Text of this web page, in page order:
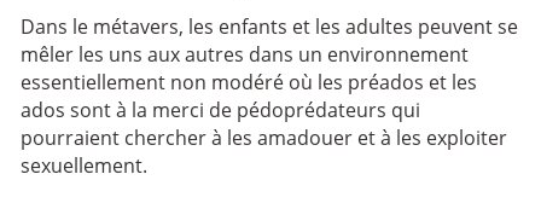
Dans le métavers, les enfants et les adultes peuvent se
mêler les uns aux autres dans un environnement
essentiellement non modéré où les préados et les
ados sont à la merci de pédoprédateurs qui
pourraient chercher à les amadouer et à les exploiter
sexuellement.